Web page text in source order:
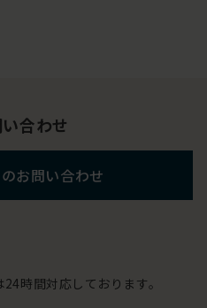
合わせ
お問い合わせ
時間対応しております。